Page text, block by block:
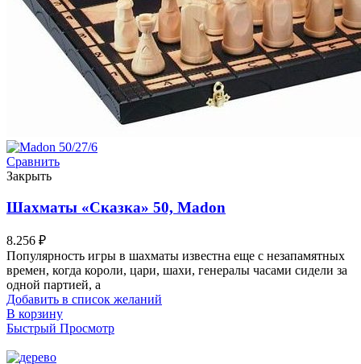
Сравнить
Закрыть
Шахматы «Сказка» 50, Madon
8.256 ₽
Популярность игры в шахматы известна еще с незапамятных
времен, когда короли, цари, шахи, генералы часами сидели за
одной партией, а
Добавить в список желаний
В корзину
Быстрый Просмотр